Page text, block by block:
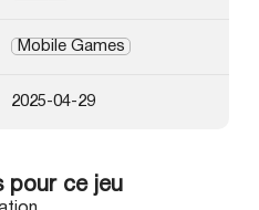
Mobile Games
2025-04-29
pour ce jeu